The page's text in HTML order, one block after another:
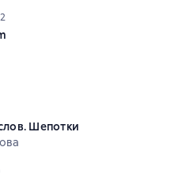
рейтинг 5 на основе 2 оценок
2
Шепотки
рейтинг 0 на основе 0 оценок